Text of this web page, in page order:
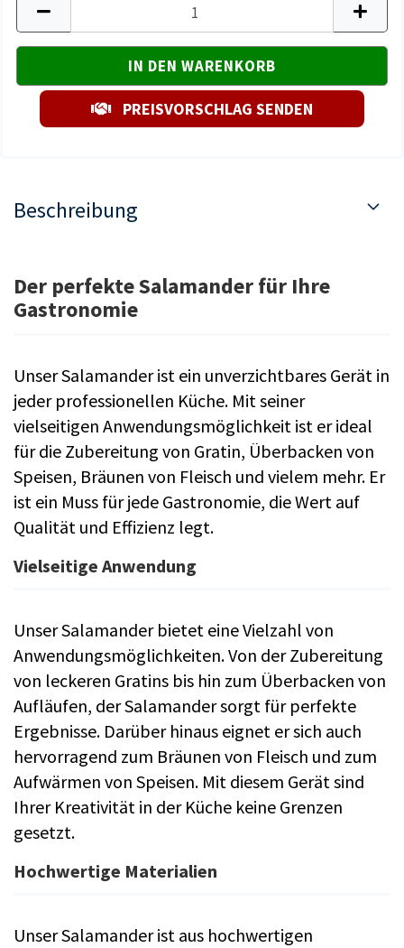
PREISVORSCHLAG SENDEN
Beschreibung
Der perfekte Salamander für Ihre
Gastronomie
Unser Salamander ist ein unverzichtbares Gerät in
jeder professionellen Küche. Mit seiner
vielseitigen Anwendungsmöglichkeit ist er ideal
für die Zubereitung von Gratin, Überbacken von
Speisen, Bräunen von Fleisch und vielem mehr. Er
ist ein Muss für jede Gastronomie, die Wert auf
Qualität und Effizienz legt.
Vielseitige Anwendung
Unser Salamander bietet eine Vielzahl von
Anwendungsmöglichkeiten. Von der Zubereitung
von leckeren Gratins bis hin zum Überbacken von
Aufläufen, der Salamander sorgt für perfekte
Ergebnisse. Darüber hinaus eignet er sich auch
hervorragend zum Bräunen von Fleisch und zum
Aufwärmen von Speisen. Mit diesem Gerät sind
Ihrer Kreativität in der Küche keine Grenzen
gesetzt.
Hochwertige Materialien
Unser Salamander ist aus hochwertigen